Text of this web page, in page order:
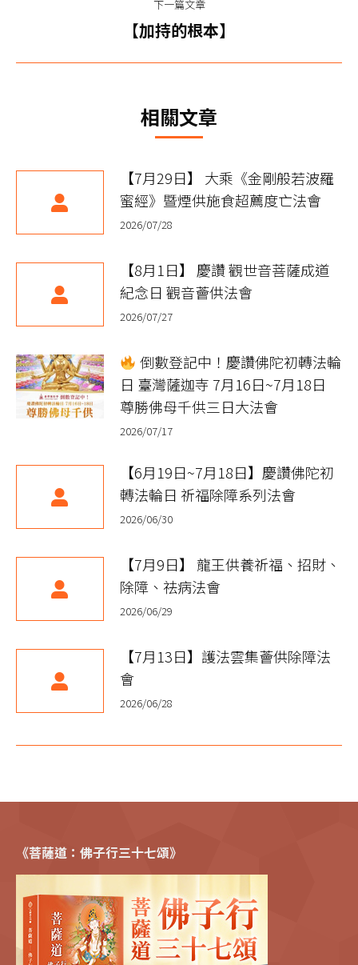
篇
文
下一篇文章
下
章：
【加持的根本】
相關文章
【7月29日】 大乘《金剛般若波羅
蜜經》暨煙供施食超薦度亡法會
2026/07/28
【8月1日】 慶讚 觀世音菩薩成道
紀念日 觀音薈供法會
2026/07/27
倒數登記中！慶讚佛陀初轉法輪
日 臺灣薩迦寺 7月16日~7月18日
尊勝佛母千供三日大法會
2026/07/17
【6月19日~7月18日】慶讚佛陀初
轉法輪日 祈福除障系列法會
2026/06/30
【7月9日】 龍王供養祈福、招財、
除障、祛病法會
2026/06/29
【7月13日】護法雲集薈供除障法
會
2026/06/28
《菩薩道：佛子行三十七頌》